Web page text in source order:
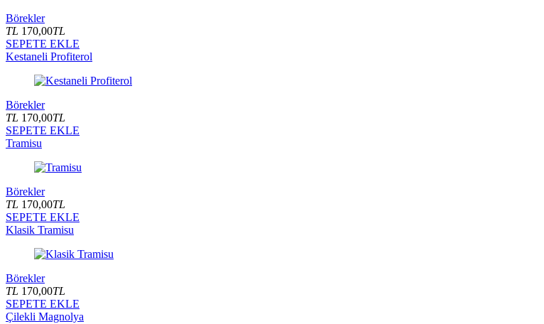
Börekler
TL 170,00TL
SEPETE EKLE
Kestaneli Profiterol
Börekler
TL 170,00TL
SEPETE EKLE
Tramisu
Börekler
TL 170,00TL
SEPETE EKLE
Klasik Tramisu
Börekler
TL 170,00TL
SEPETE EKLE
Çilekli Magnolya